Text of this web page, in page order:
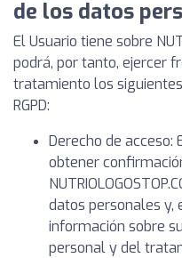
de los datos
El Usuario tiene sobre
podrá, por tanto, ejercer
tratamiento los
RGPD:
Derecho de acceso:
obtener
datos personales y,
información sobre
personal y del